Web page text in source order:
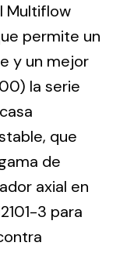
group
products for
todo tipo
Multiflow
permite un
y un mejor
la serie
que
de
axial en
3 para